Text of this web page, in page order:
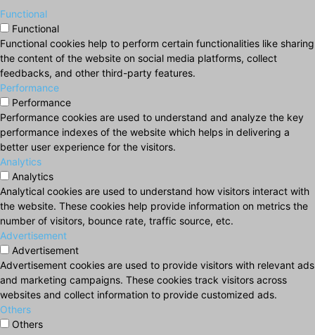
Functional
Functional
Functional cookies help to perform certain functionalities like sharing
the content of the website on social media platforms, collect
feedbacks, and other third-party features.
Performance
Performance
Performance cookies are used to understand and analyze the key
performance indexes of the website which helps in delivering a
better user experience for the visitors.
Analytics
Analytics
Analytical cookies are used to understand how visitors interact with
the website. These cookies help provide information on metrics the
number of visitors, bounce rate, traffic source, etc.
Advertisement
Advertisement
Advertisement cookies are used to provide visitors with relevant ads
and marketing campaigns. These cookies track visitors across
websites and collect information to provide customized ads.
Others
Others